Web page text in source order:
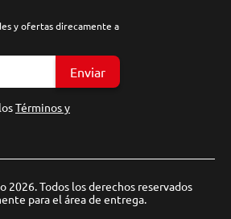
y ofertas direcamente a
Enviar
Términos y
2026. Todos los derechos reservados
para el área de entrega.